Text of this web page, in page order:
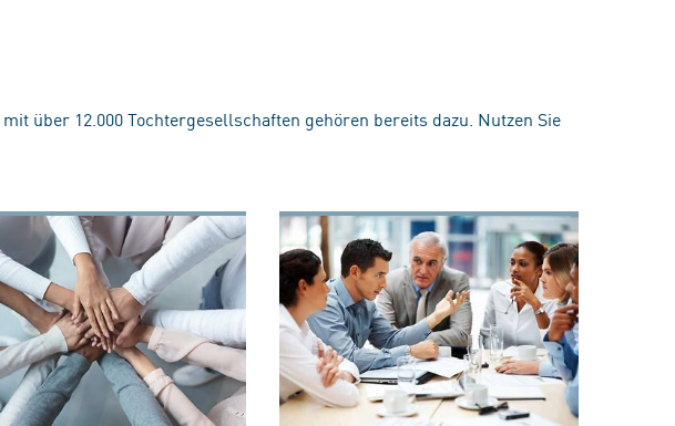
über 12.000 Tochtergesellschaften gehören bereits dazu. Nutzen Sie